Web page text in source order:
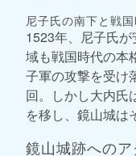
尼子氏の南下と戦
1523年、尼子氏
域も戦国時代の本
子軍の攻撃を受け
回。しかし大内氏
を移し、鏡山城は
鏡山城跡へのア